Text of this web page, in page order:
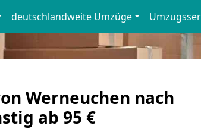
deutschlandweite Umzüge
Werneuchen nach
ab 95 €